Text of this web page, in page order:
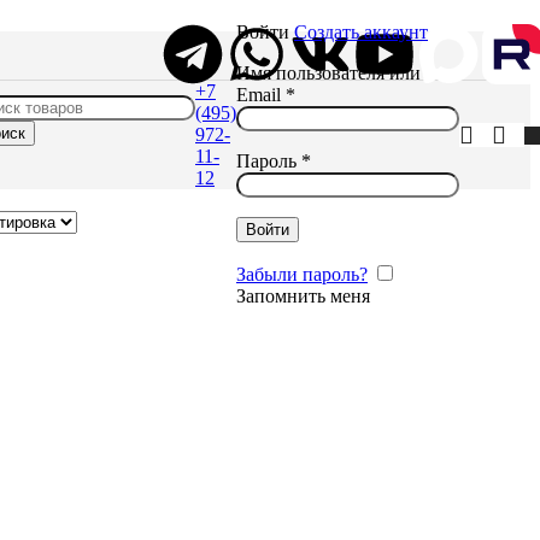
+7
(495)
972-
11-
12
Войти Создать аккаунт
Имя пользователя или
Email *
Пароль *
Войти
Забыли пароль?
Запомнить меня